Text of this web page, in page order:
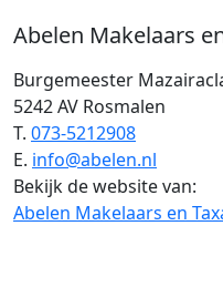
Abelen Makelaars
Burgemeester
5242 AV Rosmalen
T. 073-5212908
E. info@abelen.nl
Bekijk de website van:
Abelen Makelaars en